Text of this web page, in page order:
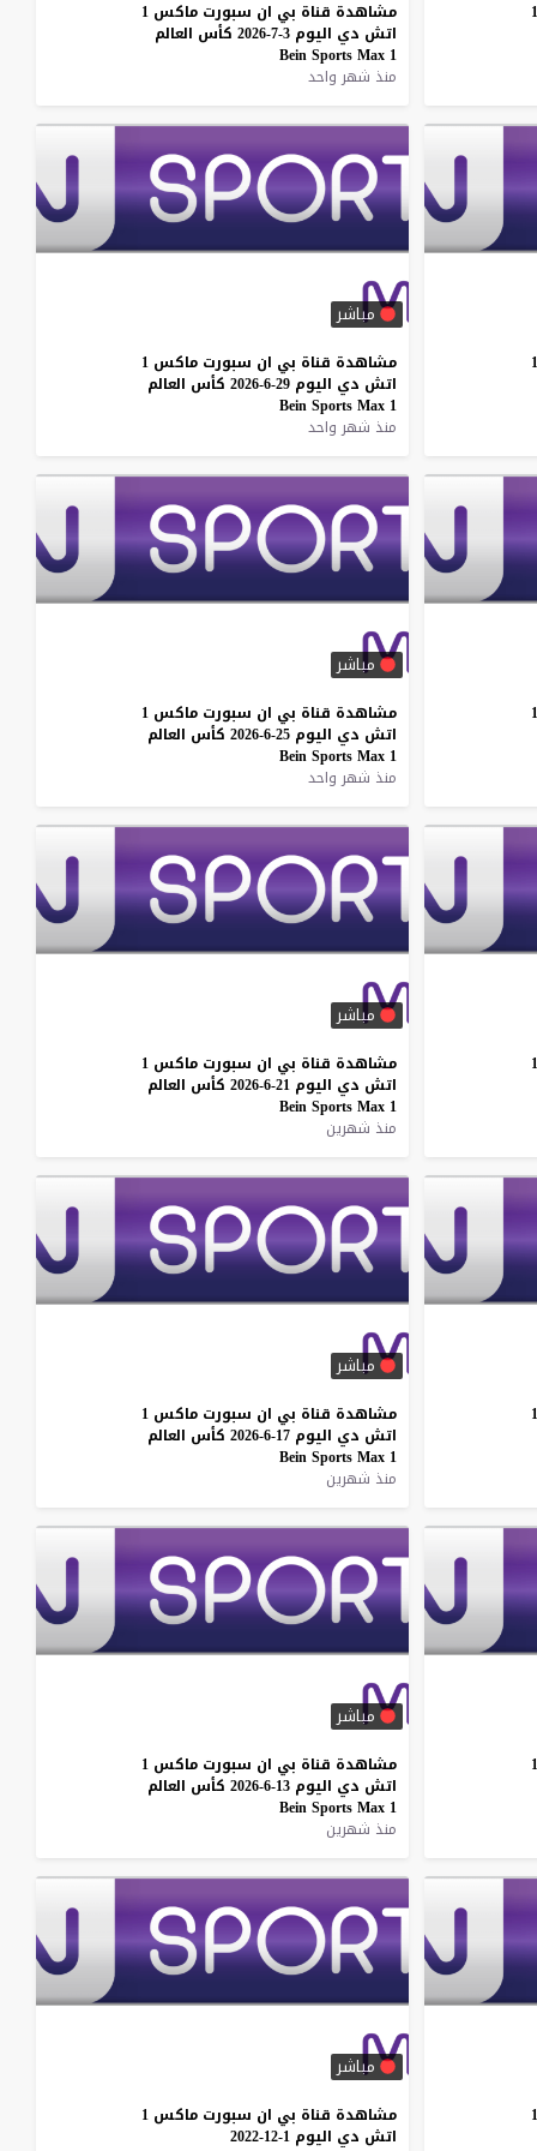
1 مشاهدة قناة بي ان سبورت ماكس 1
اتش دي اليوم 3-7-2026 كأس العالم
Bein Sports Max 1
منذ شهر واحد
1
مباشر
مشاهدة قناة بي ان سبورت ماكس 1
اتش دي اليوم 29-6-2026 كأس العالم
Bein Sports Max 1
منذ شهر واحد
1
مباشر
مشاهدة قناة بي ان سبورت ماكس 1
اتش دي اليوم 25-6-2026 كأس العالم
Bein Sports Max 1
منذ شهر واحد
1
مباشر
مشاهدة قناة بي ان سبورت ماكس 1
اتش دي اليوم 21-6-2026 كأس العالم
Bein Sports Max 1
منذ شهرين
1
مباشر
مشاهدة قناة بي ان سبورت ماكس 1
اتش دي اليوم 17-6-2026 كأس العالم
Bein Sports Max 1
منذ شهرين
1
مباشر
مشاهدة قناة بي ان سبورت ماكس 1
اتش دي اليوم 13-6-2026 كأس العالم
Bein Sports Max 1
منذ شهرين
1
مباشر
مشاهدة قناة بي ان سبورت ماكس 1
اتش دي اليوم 1-12-2022